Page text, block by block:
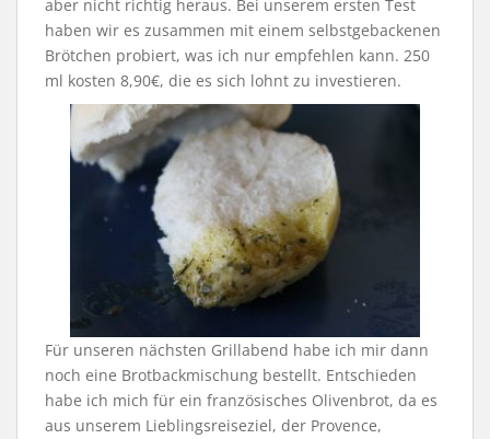
aber nicht richtig heraus. Bei unserem ersten Test
haben wir es zusammen mit einem selbstgebackenen
Brötchen probiert, was ich nur empfehlen kann. 250
ml kosten 8,90€, die es sich lohnt zu investieren.
Für unseren nächsten Grillabend habe ich mir dann
noch eine Brotbackmischung bestellt. Entschieden
habe ich mich für ein französisches Olivenbrot, da es
aus unserem Lieblingsreiseziel, der Provence,